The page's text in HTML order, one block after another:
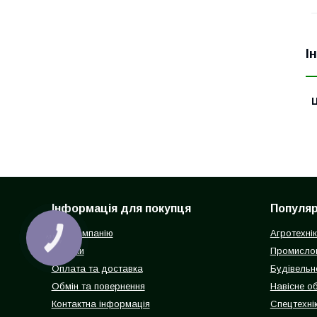
Інформація для покупця
Про компанію
Відгуки
Оплата та доставка
Обмін та повернення
Контактна інформація
Навісне